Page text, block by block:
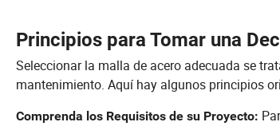
Principios para Tomar una
Seleccionar la malla de acero adecuada se
mantenimiento. Aquí hay algunos principios
Comprenda los Requisitos de su Proyecto: